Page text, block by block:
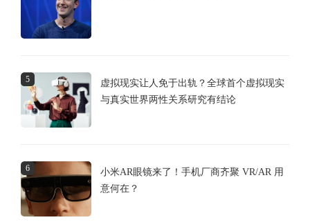
5
虚拟现实让人免于出轨？全球首个虚拟现实
与真实世界两性关系研究有结论
6
小米AR眼镜来了！手机厂商齐聚 VR/AR 用
意何在？